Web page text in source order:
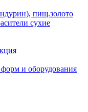
пищ.золото
сухие
и оборудования